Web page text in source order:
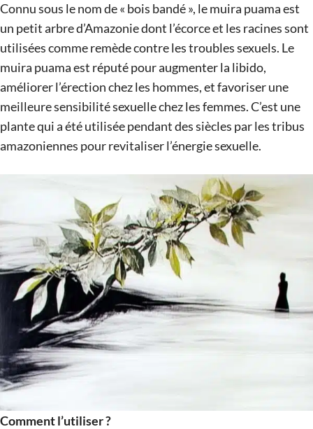
Connu sous le nom de « bois bandé », le muira puama est
un petit arbre d’Amazonie dont l’écorce et les racines sont
utilisées comme remède contre les troubles sexuels. Le
muira puama est réputé pour augmenter la libido,
améliorer l’érection chez les hommes, et favoriser une
meilleure sensibilité sexuelle chez les femmes. C’est une
plante qui a été utilisée pendant des siècles par les tribus
amazoniennes pour revitaliser l’énergie sexuelle.
Comment l’utiliser ?